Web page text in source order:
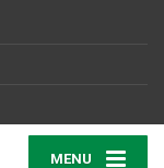
MENU